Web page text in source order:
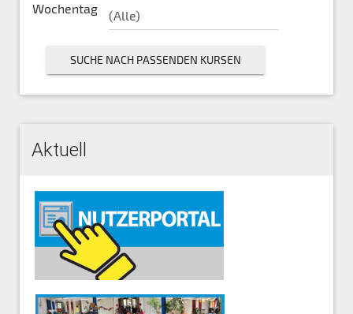
Wochentag
Aktuell